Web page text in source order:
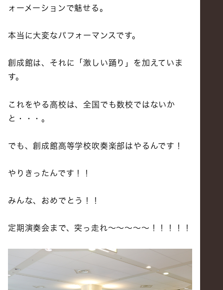
ォーメーションで魅せる。
本当に大変なパフォーマンスです。
創成館は、それに「激しい踊り」を加えていま
す。
これをやる高校は、全国でも数校ではないか
と・・・。
でも、創成館高等学校吹奏楽部はやるんです！
やりきったんです！！
みんな、おめでとう！！
定期演奏会まで、突っ走れ～～～～～！！！！！